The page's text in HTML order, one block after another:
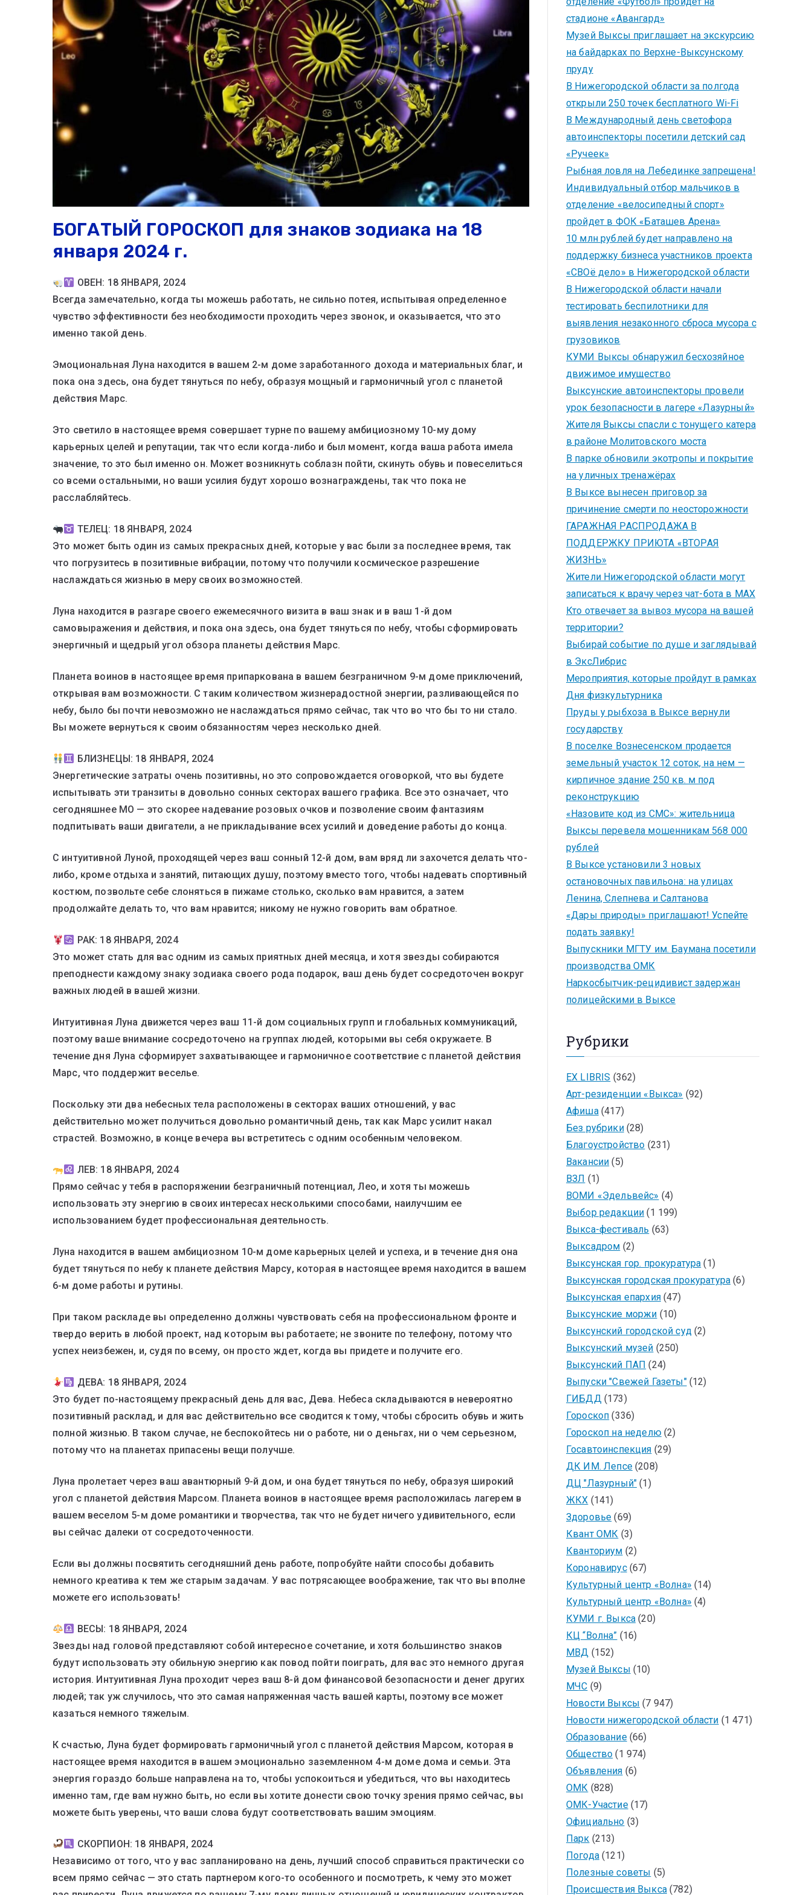
БОГАТЫЙ ГОРОСКОП для знаков зодиака на 18
января 2024 г.
ОВЕН: 18 ЯНВАРЯ, 2024
Всегда замечательно, когда ты можешь работать, не сильно потея, испытывая определенное
чувство эффективности без необходимости проходить через звонок, и оказывается, что это
именно такой день.
Эмоциональная Луна находится в вашем 2-м доме заработанного дохода и материальных благ, и
пока она здесь, она будет тянуться по небу, образуя мощный и гармоничный угол с планетой
действия Марс.
Это светило в настоящее время совершает турне по вашему амбициозному 10-му дому
карьерных целей и репутации, так что если когда-либо и был момент, когда ваша работа имела
значение, то это был именно он. Может возникнуть соблазн пойти, скинуть обувь и повеселиться
со всеми остальными, но ваши усилия будут хорошо вознаграждены, так что пока не
расслабляйтесь.
ТЕЛЕЦ: 18 ЯНВАРЯ, 2024
Это может быть один из самых прекрасных дней, которые у вас были за последнее время, так
что погрузитесь в позитивные вибрации, потому что получили космическое разрешение
наслаждаться жизнью в меру своих возможностей.
Луна находится в разгаре своего ежемесячного визита в ваш знак и в ваш 1-й дом
самовыражения и действия, и пока она здесь, она будет тянуться по небу, чтобы сформировать
энергичный и щедрый угол обзора планеты действия Марс.
Планета воинов в настоящее время припаркована в вашем безграничном 9-м доме приключений,
открывая вам возможности. С таким количеством жизнерадостной энергии, разливающейся по
небу, было бы почти невозможно не наслаждаться прямо сейчас, так что во что бы то ни стало.
Вы можете вернуться к своим обязанностям через несколько дней.
БЛИЗНЕЦЫ: 18 ЯНВАРЯ, 2024
Энергетические затраты очень позитивны, но это сопровождается оговоркой, что вы будете
испытывать эти транзиты в довольно сонных секторах вашего графика. Все это означает, что
сегодняшнее МО — это скорее надевание розовых очков и позволение своим фантазиям
подпитывать ваши двигатели, а не прикладывание всех усилий и доведение работы до конца.
С интуитивной Луной, проходящей через ваш сонный 12-й дом, вам вряд ли захочется делать что-
либо, кроме отдыха и занятий, питающих душу, поэтому вместо того, чтобы надевать спортивный
костюм, позвольте себе слоняться в пижаме столько, сколько вам нравится, а затем
продолжайте делать то, что вам нравится; никому не нужно говорить вам обратное.
РАК: 18 ЯНВАРЯ, 2024
Это может стать для вас одним из самых приятных дней месяца, и хотя звезды собираются
преподнести каждому знаку зодиака своего рода подарок, ваш день будет сосредоточен вокруг
важных людей в вашей жизни.
Интуитивная Луна движется через ваш 11-й дом социальных групп и глобальных коммуникаций,
поэтому ваше внимание сосредоточено на группах людей, которыми вы себя окружаете. В
течение дня Луна сформирует захватывающее и гармоничное соответствие с планетой действия
Марс, что поддержит веселье.
Поскольку эти два небесных тела расположены в секторах ваших отношений, у вас
действительно может получиться довольно романтичный день, так как Марс усилит накал
страстей. Возможно, в конце вечера вы встретитесь с одним особенным человеком.
ЛЕВ: 18 ЯНВАРЯ, 2024
Прямо сейчас у тебя в распоряжении безграничный потенциал, Лео, и хотя ты можешь
использовать эту энергию в своих интересах несколькими способами, наилучшим ее
использованием будет профессиональная деятельность.
Луна находится в вашем амбициозном 10-м доме карьерных целей и успеха, и в течение дня она
будет тянуться по небу к планете действия Марсу, которая в настоящее время находится в вашем
6-м доме работы и рутины.
При таком раскладе вы определенно должны чувствовать себя на профессиональном фронте и
твердо верить в любой проект, над которым вы работаете; не звоните по телефону, потому что
успех неизбежен, и, судя по всему, он просто ждет, когда вы придете и получите его.
ДЕВА: 18 ЯНВАРЯ, 2024
Это будет по-настоящему прекрасный день для вас, Дева. Небеса складываются в невероятно
позитивный расклад, и для вас действительно все сводится к тому, чтобы сбросить обувь и жить
полной жизнью. В таком случае, не беспокойтесь ни о работе, ни о деньгах, ни о чем серьезном,
потому что на планетах припасены вещи получше.
Луна пролетает через ваш авантюрный 9-й дом, и она будет тянуться по небу, образуя широкий
угол с планетой действия Марсом. Планета воинов в настоящее время расположилась лагерем в
вашем веселом 5-м доме романтики и творчества, так что не будет ничего удивительного, если
вы сейчас далеки от сосредоточенности.
Если вы должны посвятить сегодняшний день работе, попробуйте найти способы добавить
немного креатива к тем же старым задачам. У вас потрясающее воображение, так что вы вполне
можете его использовать!
ВЕСЫ: 18 ЯНВАРЯ, 2024
Звезды над головой представляют собой интересное сочетание, и хотя большинство знаков
будут использовать эту обильную энергию как повод пойти поиграть, для вас это немного другая
история. Интуитивная Луна проходит через ваш 8-й дом финансовой безопасности и денег других
людей; так уж случилось, что это самая напряженная часть вашей карты, поэтому все может
казаться немного тяжелым.
К счастью, Луна будет формировать гармоничный угол с планетой действия Марсом, которая в
настоящее время находится в вашем эмоционально заземленном 4-м доме дома и семьи. Эта
энергия гораздо больше направлена на то, чтобы успокоиться и убедиться, что вы находитесь
именно там, где вам нужно быть, но если вы хотите донести свою точку зрения прямо сейчас, вы
можете быть уверены, что ваши слова будут соответствовать вашим эмоциям.
СКОРПИОН: 18 ЯНВАРЯ, 2024
Независимо от того, что у вас запланировано на день, лучший способ справиться практически со
всем прямо сейчас — это стать партнером кого-то особенного и посмотреть, к чему это может
стадионе «Авангард»
Музей Выксы приглашает на экскурсию
на байдарках по Верхне-Выксунскому
пруду
В Нижегородской области за полгода
открыли 250 точек бесплатного Wi-Fi
В Международный день светофора
автоинспекторы посетили детский сад
«Ручеек»
Рыбная ловля на Лебединке запрещена!
Индивидуальный отбор мальчиков в
отделение «велосипедный спорт»
пройдет в ФОК «Баташев Арена»
10 млн рублей будет направлено на
поддержку бизнеса участников проекта
«СВОё дело» в Нижегородской области
В Нижегородской области начали
тестировать беспилотники для
выявления незаконного сброса мусора с
грузовиков
КУМИ Выксы обнаружил бесхозяйное
движимое имущество
Выксунские автоинспекторы провели
урок безопасности в лагере «Лазурный»
Жителя Выксы спасли с тонущего катера
в районе Молитовского моста
В парке обновили экотропы и покрытие
на уличных тренажёрах
В Выксе вынесен приговор за
причинение смерти по неосторожности
ГАРАЖНАЯ РАСПРОДАЖА В
ПОДДЕРЖКУ ПРИЮТА «ВТОРАЯ
ЖИЗНЬ»
Жители Нижегородской области могут
записаться к врачу через чат-бота в MAX
Кто отвечает за вывоз мусора на вашей
территории?
Выбирай событие по душе и заглядывай
в ЭксЛибрис
Мероприятия, которые пройдут в рамках
Дня физкультурника
Пруды у рыбхоза в Выксе вернули
государству
В поселке Вознесенском продается
земельный участок 12 соток, на нем —
кирпичное здание 250 кв. м под
реконструкцию
«Назовите код из СМС»: жительница
Выксы перевела мошенникам 568 000
рублей
В Выксе установили 3 новых
остановочных павильона: на улицах
Ленина, Слепнева и Салтанова
«Дары природы» приглашают! Успейте
подать заявку!
Выпускники МГТУ им. Баумана посетили
производства ОМК
Наркосбытчик-рецидивист задержан
полицейскими в Выксе
Рубрики
EX LIBRIS (362)
Арт-резиденции «Выкса» (92)
Афиша(417)
Без рубрики(28)
Благоустройство (231)
Вакансии (5)
ВЗЛ (1)
ВОМИ «Эдельвейс» (4)
Выбор редакции (1 199)
Выкса-фестиваль (63)
Выксадром (2)
Выксунская гор. прокуратура (1)
Выксунская городская прокуратура (6)
Выксунская епархия(47)
Выксунские моржи (10)
Выксунский городской суд(2)
Выксунский музей (250)
Выксунский ПАП (24)
Выпуски "Свежей Газеты"(12)
ГИБДД(173)
Гороскоп (336)
Гороскоп на неделю(2)
Госавтоинспекция (29)
ДК ИМ. Лепсе(208)
ДЦ "Лазурный" (1)
ЖКХ (141)
Здоровье (69)
Квант ОМК (3)
Кванториум (2)
Коронавирус(67)
Культурный центр «Волна» (14)
Культурный центр «Волна» (4)
КУМИ г. Выкса (20)
КЦ “Волна” (16)
МВД (152)
Музей Выксы (10)
МЧС (9)
Новости Выксы (7 947)
Новости нижегородской области (1 471)
Образование(66)
Общество (1 974)
Объявления (6)
ОМК (828)
ОМК-Участие(17)
Официально (3)
Парк (213)
Погода(121)
Полезные советы (5)
Происшествия Выкса(782)